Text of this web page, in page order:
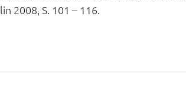
2008, S. 101 – 116.